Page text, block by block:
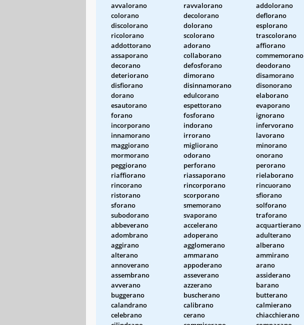
avvalorano ravvalorano addolorano
colorano
decolorano deflorano
discolorano
dolorano esplorano
ricolorano
scolorano trascolorano
addottorano
adorano affiorano
assaporano
collaborano commemorano
decorano
defosforano deodorano
deteriorano
dimorano disamorano
disfiorano
disinnamorano disonorano
dorano
edulcorano elaborano
esautorano
espettorano evaporano
forano
fosforano ignorano
incorporano
indorano infervorano
innamorano
irrorano lavorano
maggiorano
migliorano minorano
mormorano
odorano onorano
peggiorano
perforano perorano
riaffiorano
riassaporano rielaborano
rincorano
rincorporano rincuorano
ristorano
scorporano sfiorano
sforano
smemorano solforano
subodorano
svaporano traforano
abbeverano
accelerano acquartierano
adombrano
adoperano adulterano
aggirano
agglomerano alberano
alterano
ammarano ammirano
annoverano
appoderano arano
assembrano
asseverano assiderano
avverano
azzerano barano
buggerano
buscherano butterano
calandrano
calibrano calmierano
celebrano
cerano chiacchierano